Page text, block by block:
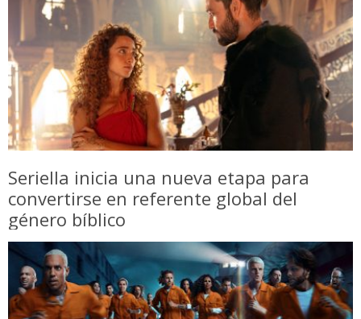
Seriella inicia una nueva etapa para
convertirse en referente global del
género bíblico